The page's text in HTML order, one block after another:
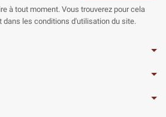
à tout moment. Vous trouverez pour cela
les conditions d'utilisation du site.